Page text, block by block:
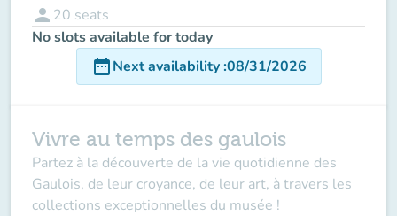
person 20 seats
No slots available for today
date_rangeNext availability:08/31/2026
Vivre au temps des gaulois
Partez à la découverte de la vie quotidienne des
Gaulois, de leur croyance, de leur art, à travers les
collections exceptionnelles du musée !